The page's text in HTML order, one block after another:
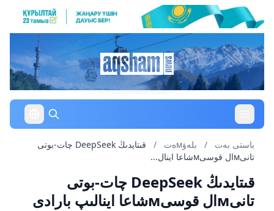
باستى بەت / بلەۋмەت /
قىتايدىڭ DeepSeek چات-بوتى
تانىмال قوسىмشاعا اينال...
قىتايدىڭ DeepSeek چات-بوتى
تانىмال قوسىмشاعا اينالىپ بارادى